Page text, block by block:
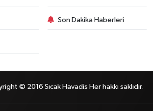
Son Dakika Haberleri
© 2016 Sıcak Havadis Her hakkı saklıdır.